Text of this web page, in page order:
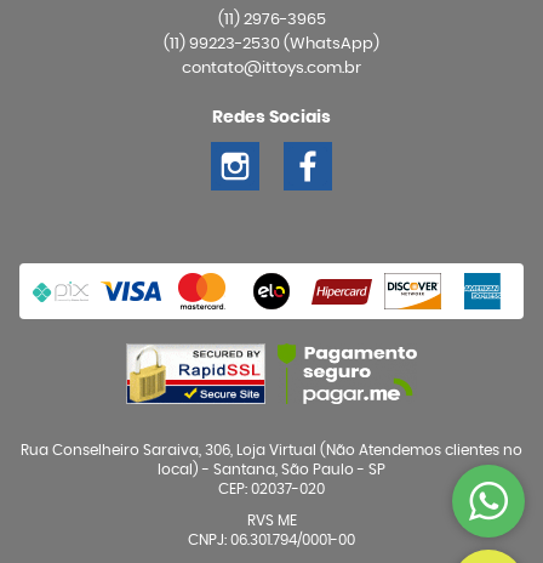
(11)2976-3965
(11) 99223-2530 (WhatsApp)
contato@ittoys.com.br
Redes Sociais
Rua Conselheiro Saraiva, 306, Loja Virtual (Não Atendemos clientes no
local) - Santana, São Paulo - SP
CEP: 02037-020
RVS ME
CNPJ: 06.301.794/0001-00